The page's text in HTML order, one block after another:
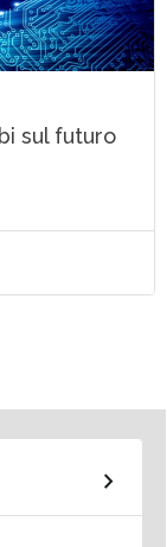
sul futuro